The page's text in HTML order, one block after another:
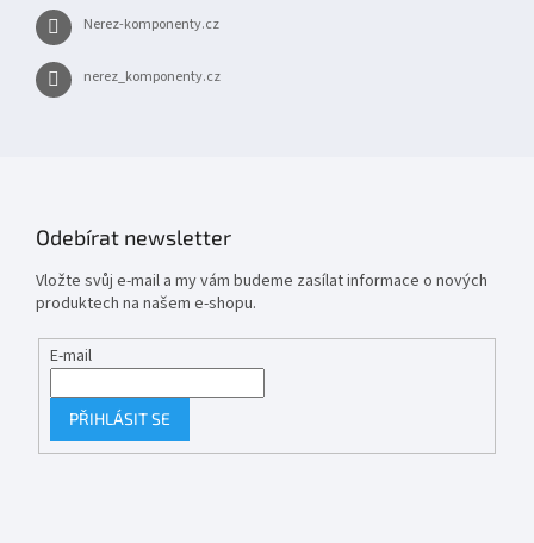
Nerez-komponenty.cz
nerez_komponenty.cz
Odebírat newsletter
Vložte svůj e-mail a my vám budeme zasílat informace o nových
produktech na našem e-shopu.
E-mail
PŘIHLÁSIT SE